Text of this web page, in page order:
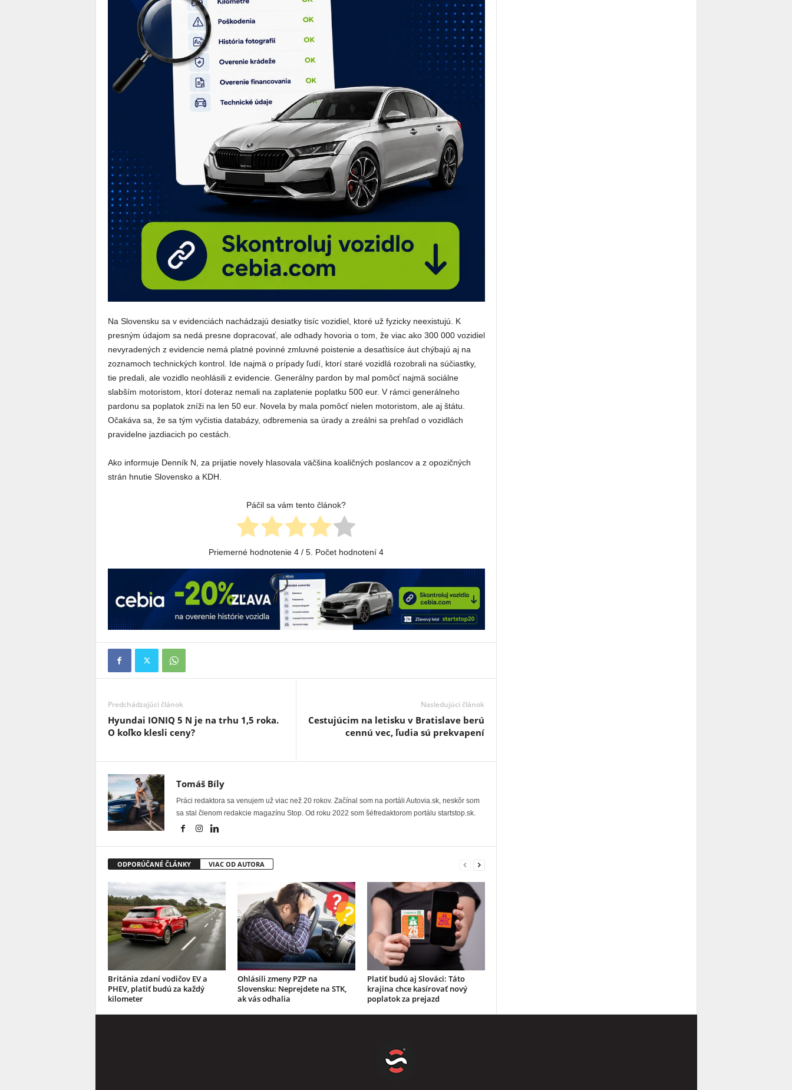
Na Slovensku sa v evidenciách nachádzajú desiatky tisíc vozidiel, ktoré už fyzicky neexistujú. K
presným údajom sa nedá presne dopracovať, ale odhady hovoria o tom, že viac ako 300 000 vozidiel
nevyradených z evidencie nemá platné povinné zmluvné poistenie a desaťtisíce áut chýbajú aj na
zoznamoch technických kontrol. Ide najmä o prípady ľudí, ktorí staré vozidlá rozobrali na súčiastky,
tie predali, ale vozidlo neohlásili z evidencie. Generálny pardon by mal pomôcť najmä sociálne
slabším motoristom, ktorí doteraz nemali na zaplatenie poplatku 500 eur. V rámci generálneho
pardonu sa poplatok zníži na len 50 eur. Novela by mala pomôcť nielen motoristom, ale aj štátu.
Očakáva sa, že sa tým vyčistia databázy, odbremenia sa úrady a zreálni sa prehľad o vozidlách
pravidelne jazdiacich po cestách.
Ako informuje Denník N, za prijatie novely hlasovala väčšina koaličných poslancov a z opozičných
strán hnutie Slovensko a KDH.
Páčil sa vám tento článok?
Priemerné hodnotenie 4 / 5. Počet hodnotení 4
Predchádzajúci článok
Hyundai IONIQ 5 N je na trhu 1,5 roka.
O koľko klesli ceny?
Nasledujúci článok
Cestujúcim na letisku v Bratislave berú
cennú vec, ľudia sú prekvapení
Tomáš Bíly
Práci redaktora sa venujem už viac než 20 rokov. Začínal som na portáli Autovia.sk, neskôr som
sa stal členom redakcie magazínu Stop. Od roku 2022 som šéfredaktorom portálu startstop.sk.
ODPORÚČANÉ ČLÁNKY VIAC OD AUTORA
Británia zdaní vodičov EV a
PHEV, platiť budú za každý
kilometer
Ohlásili zmeny PZP na
Slovensku: Neprejdete na STK,
ak vás odhalia
Platiť budú aj Slováci: Táto
krajina chce kasírovať nový
poplatok za prejazd